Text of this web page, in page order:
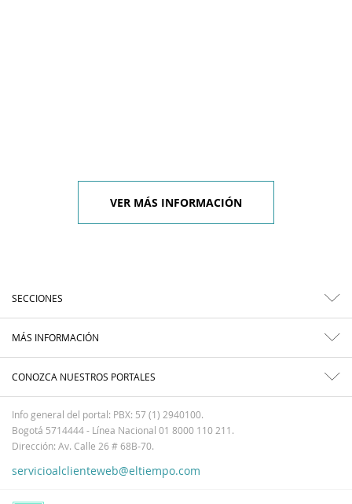
VER MÁS INFORMACIÓN
SECCIONES
MÁS INFORMACIÓN
CONOZCA NUESTROS PORTALES
Info general del portal: PBX: 57 (1) 2940100.
Bogotá 5714444 - Línea Nacional 01 8000 110 211.
Dirección: Av. Calle 26 # 68B-70.
servicioalclienteweb@eltiempo.com